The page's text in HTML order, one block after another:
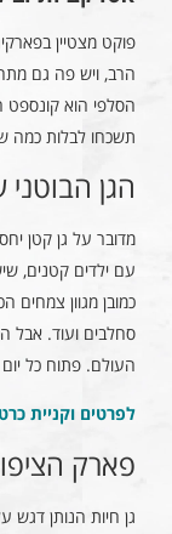
פוקט מצטיין
הרב, ויש פה גם
הסלפי הוא קונספט
תשכחו לבלות כמה
הגן
מדובר על גן קטן
עם ילדים קטנים,
כמובן מגוון צמחים
סחלבים ועוד. אבל
העולם. פתוח כל יום מ-11:00 עד
לפרטים וקניית
פארק
גן חיות הנותן דגש